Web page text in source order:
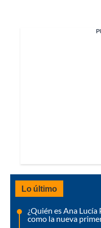
Lo último
¿Quién es Ana Lucía
como la nueva